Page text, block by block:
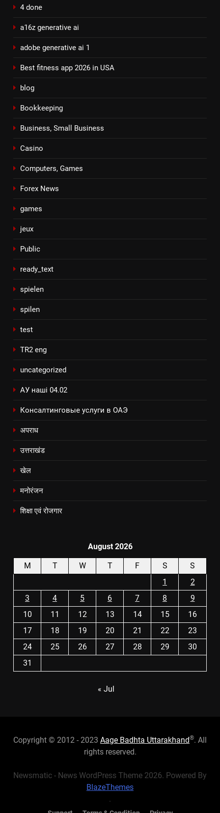
4 done
a16z generative ai
adobe generative ai 1
Best fitness app 2026 in USA
blog
Bookkeeping
Business, Small Business
Casino
Computers, Games
Forex News
games
jeux
Public
ready_text
spielen
spilen
test
TR2 eng
uncategorized
АУ наші 04.02
Консалтинговые услуги в ОАЭ
अपराध
उत्तराखंड
खेल
मनोरंजन
शिक्षा एवं रोजगार
August 2026
M T W T F S
S
1
2
3
4 5 6 7 8
9
10
11 12 13 14 15
16
17
18 19 20 21 22
23
24
25 26 27 28 29
30
31
« Jul
Copyright © 2012 - 2023 Aage Badhta Uttarakhand®. All
rights reserved.
Newsmatic - News WordPress Theme 2026. Powered By
BlazeThemes
.